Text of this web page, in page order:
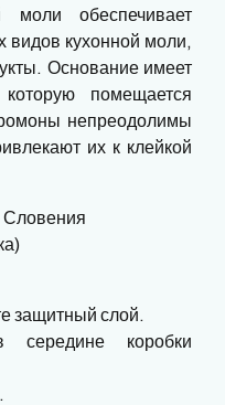
обеспечивает
видов кухонной моли,
Основание имеет
помещается
непреодолимы
их к клейкой
Словения
защитный слой.
середине коробки